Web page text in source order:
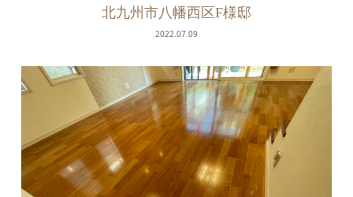
北九州市八幡西区F様邸
2022.07.09